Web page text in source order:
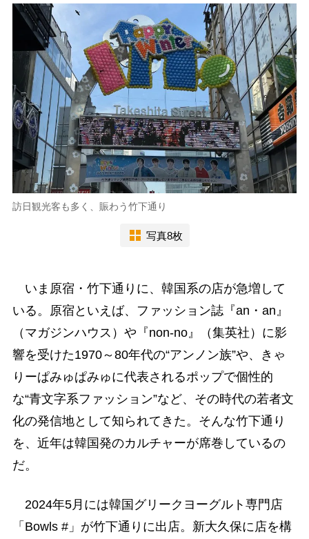
訪日観光客も多く、賑わう竹下通り
写真8枚
いま原宿・竹下通りに、韓国系の店が急増して
いる。原宿といえば、ファッション誌『an・an』
（マガジンハウス）や『non-no』（集英社）に影
響を受けた1970～80年代の“アンノン族”や、きゃ
りーぱみゅぱみゅに代表されるポップで個性的
な“青文字系ファッション”など、その時代の若者文
化の発信地として知られてきた。そんな竹下通り
を、近年は韓国発のカルチャーが席巻しているの
だ。
2024年5月には韓国グリークヨーグルト専門店
「Bowls #」が竹下通りに出店。新大久保に店を構